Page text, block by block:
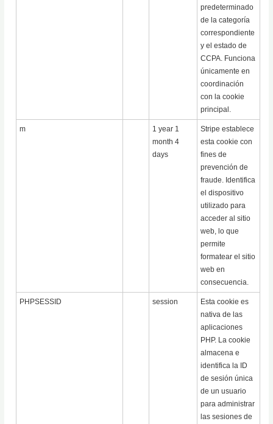
predeterminado
de la categoría
correspondiente
y el estado de
CCPA. Funciona
únicamente en
coordinación
con la cookie
principal.
m
1 year 1
month 4
days
Stripe establece
esta cookie con
fines de
prevención de
fraude. Identifica
el dispositivo
utilizado para
acceder al sitio
web, lo que
permite
formatear el sitio
web en
consecuencia.
PHPSESSID session
Esta cookie es
nativa de las
aplicaciones
PHP. La cookie
almacena e
identifica la ID
de sesión única
de un usuario
para administrar
las sesiones de